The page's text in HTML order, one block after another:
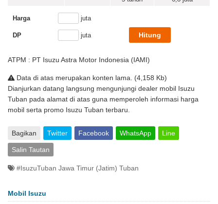
Harga juta
DP juta
ATPM : PT Isuzu Astra Motor Indonesia (IAMI)
Data di atas merupakan konten lama. (4,158 Kb)
Dianjurkan datang langsung mengunjungi dealer mobil Isuzu
Tuban pada alamat di atas guna memperoleh informasi harga
mobil serta promo Isuzu Tuban terbaru.
Bagikan Twitter Facebook WhatsApp Line
Salin Tautan
#IsuzuTuban Jawa Timur (Jatim) Tuban
Mobil Isuzu